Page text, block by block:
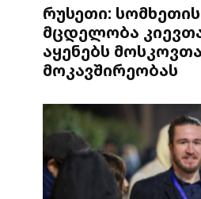
რუსეთი:
მცდელობა
აყენებს
მოკავშირეობას